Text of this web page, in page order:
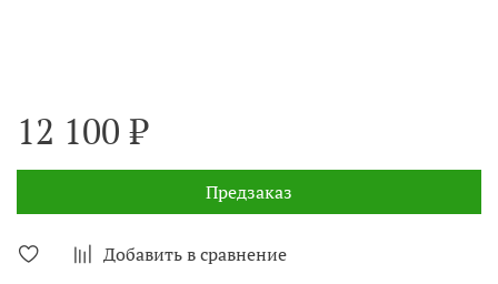
Добавить в сравнение
12 100 ₽
Предзаказ